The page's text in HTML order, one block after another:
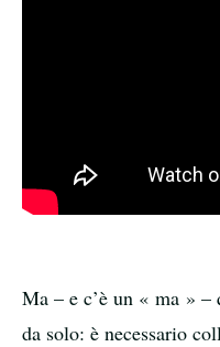
Ma – e c’è un « ma »
da solo: è necessario